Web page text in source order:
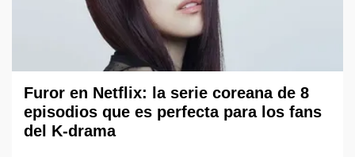
Furor en Netflix: la serie coreana de 8
episodios que es perfecta para los fans
del K-drama